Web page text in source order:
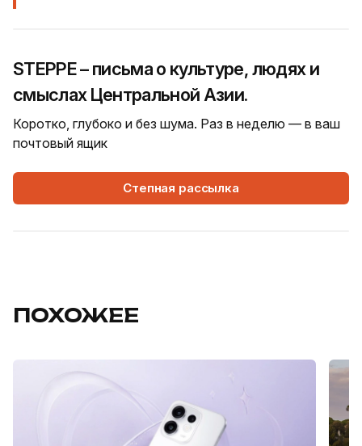
STEPPE – письма о культуре, людях и
смыслах Центральной Азии.
Коротко, глубоко и без шума. Раз в неделю — в ваш
почтовый ящик
Степная рассылка
ПОХОЖЕЕ